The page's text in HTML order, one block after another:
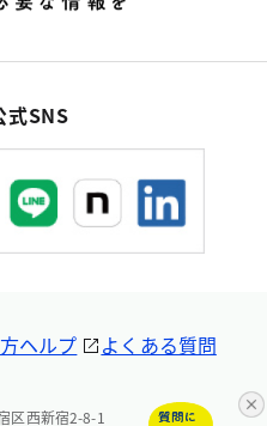
式SNS
ヘルプ
よくある質問
区西新宿2-8-1